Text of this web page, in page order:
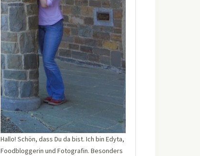
Hallo! Schön, dass Du da bist. Ich bin Edyta,
Foodbloggerin und Fotografin. Besonders